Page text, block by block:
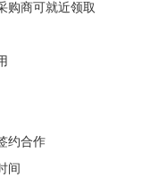
购商可就近领取
约合作
间